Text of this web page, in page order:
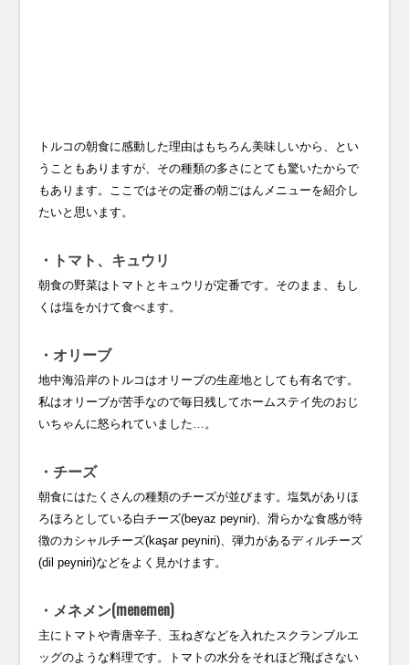
トルコの朝食に感動した理由はもちろん美味しいから、とい
うこともありますが、その種類の多さにとても驚いたからで
もあります。ここではその定番の朝ごはんメニューを紹介し
たいと思います。
・トマト、キュウリ
朝食の野菜はトマトとキュウリが定番です。そのまま、もし
くは塩をかけて食べます。
・オリーブ
地中海沿岸のトルコはオリーブの生産地としても有名です。
私はオリーブが苦手なので毎日残してホームステイ先のおじ
いちゃんに怒られていました…。
・チーズ
朝食にはたくさんの種類のチーズが並びます。塩気がありほ
ろほろとしている白チーズ(beyaz peynir)、滑らかな食感が特
徴のカシャルチーズ(kaşar peyniri)、弾力があるディルチーズ
(dil peyniri)などをよく見かけます。
・メネメン(menemen)
主にトマトや青唐辛子、玉ねぎなどを入れたスクランブルエ
ッグのような料理です。トマトの水分をそれほど飛ばさない